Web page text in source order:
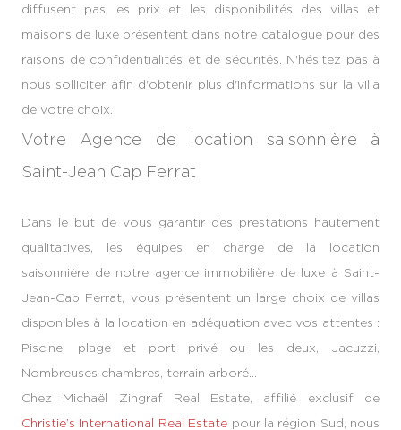
diffusent pas les prix et les disponibilités des villas et
maisons de luxe présentent dans notre catalogue pour des
raisons de confidentialités et de sécurités. N'hésitez pas à
nous solliciter afin d'obtenir plus d'informations sur la villa
de votre choix.
Votre Agence de location saisonnière à
Saint-Jean Cap Ferrat
Dans le but de vous garantir des prestations hautement
qualitatives, les équipes en charge de la location
saisonnière de notre agence immobilière de luxe à Saint-
Jean-Cap Ferrat, vous présentent un large choix de villas
disponibles à la location en adéquation avec vos attentes :
Piscine, plage et port privé ou les deux, Jacuzzi,
Nombreuses chambres, terrain arboré…
Chez Michaël Zingraf Real Estate, affilié exclusif de
Christie’s International Real Estate pour la région Sud, nous